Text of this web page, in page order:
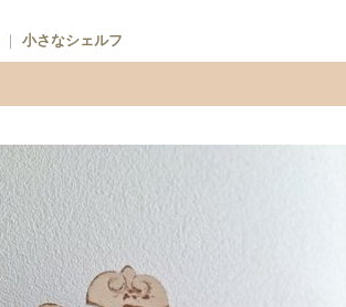
小さなシェルフ